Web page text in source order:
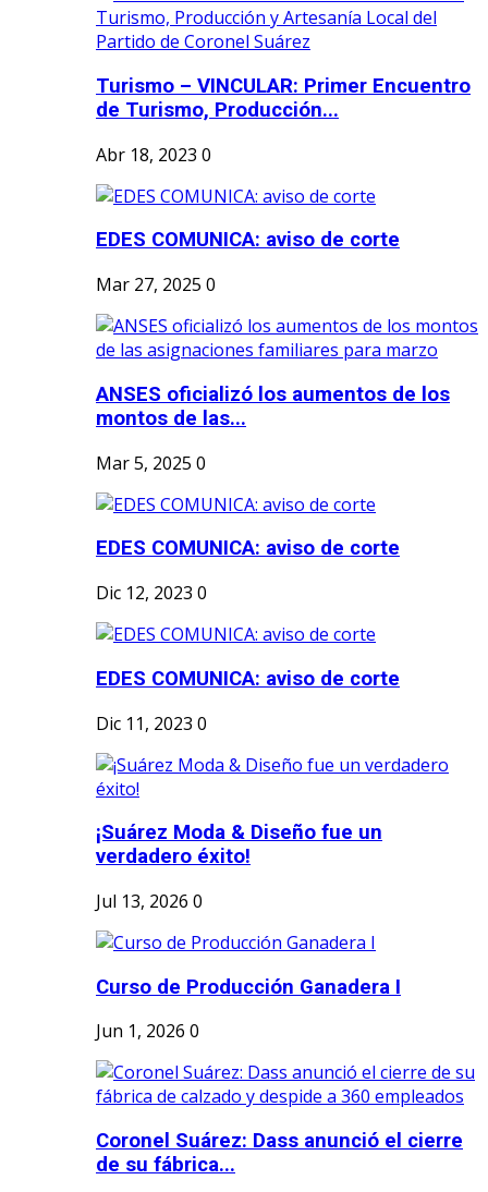
Turismo – VINCULAR: Primer Encuentro
de Turismo, Producción...
Abr 18, 2023 0
EDES COMUNICA: aviso de corte
Mar 27, 2025 0
ANSES oficializó los aumentos de los
montos de las...
Mar 5, 2025 0
EDES COMUNICA: aviso de corte
Dic 12, 2023 0
EDES COMUNICA: aviso de corte
Dic 11, 2023 0
¡Suárez Moda & Diseño fue un
verdadero éxito!
Jul 13, 2026 0
Curso de Producción Ganadera I
Jun 1, 2026 0
Coronel Suárez: Dass anunció el cierre
de su fábrica...